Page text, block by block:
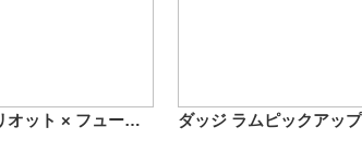
ジープ パトリオット × フューエルオフロード D534 ブースト 20インチ